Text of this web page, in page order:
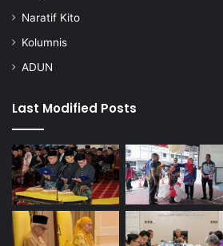
Naratif Kito
Kolumnis
ADUN
Last Modified Posts